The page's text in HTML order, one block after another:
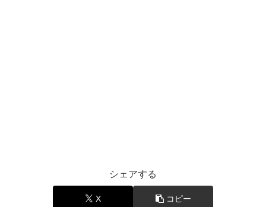
シェアする
X コピー